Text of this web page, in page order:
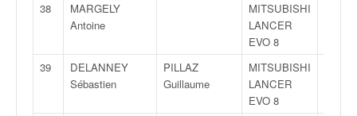
38
MARGELY
Antoine
MITSUBISHI
LANCER
EVO 8
39
DELANNEY
Sébastien
PILLAZ
Guillaume
MITSUBISHI
LANCER
EVO 8